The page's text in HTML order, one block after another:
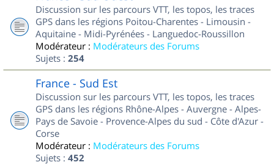
Discussion sur les parcours VTT, les topos, les traces
GPS dans les régions Poitou-Charentes - Limousin -
Aquitaine - Midi-Pyrénées - Languedoc-Roussillon
Modérateur : Modérateurs des Forums
Sujets : 254
France - Sud Est
Discussion sur les parcours VTT, les topos, les traces
GPS dans les régions Rhône-Alpes - Auvergne - Alpes-
Pays de Savoie - Provence-Alpes du sud - Côte d'Azur -
Corse
Modérateur : Modérateurs des Forums
Sujets : 452